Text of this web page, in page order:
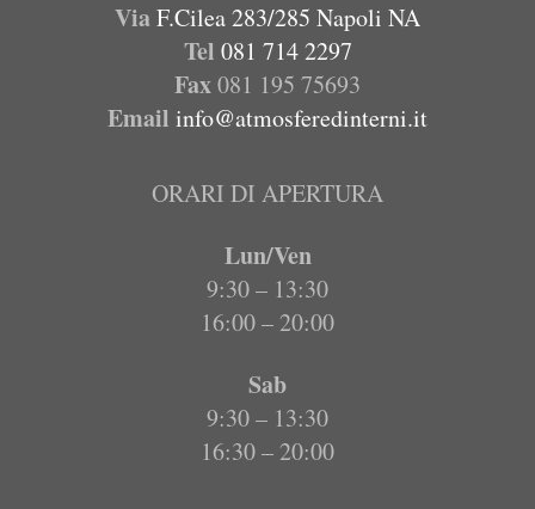
ViaF.Cilea 283/285 Napoli NA
Tel 081 714 2297
Fax081 195 75693
Email info@atmosferedinterni.it
ORARI DI APERTURA
Lun/Ven
9:30 – 13:30
16:00 – 20:00
Sab
9:30 – 13:30
16:30 – 20:00